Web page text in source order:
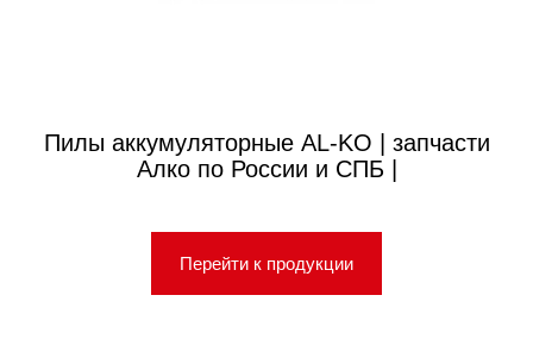
Пилы аккумуляторные AL-KO | запчасти
Алко по России и СПБ |
Перейти к продукции